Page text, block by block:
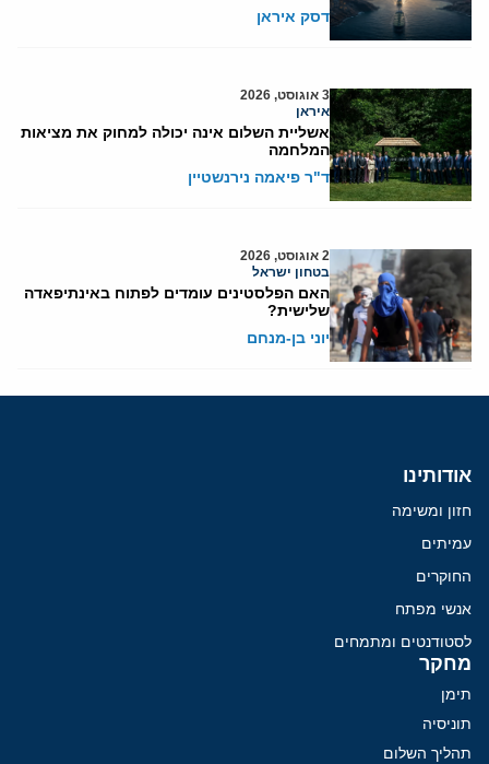
דסק איראן
3 אוגוסט, 2026
איראן
אשליית השלום אינה יכולה למחוק את מציאות
המלחמה
ד"ר פיאמה נירנשטיין
2 אוגוסט, 2026
בטחון ישראל
האם הפלסטינים עומדים לפתוח באינתיפאדה
שלישית?
יוני בן-מנחם
אודותינו
חזון ומשימה
עמיתים
החוקרים
אנשי מפתח
לסטודנטים ומתמחים
מחקר
תימן
תוניסיה
תהליך השלום